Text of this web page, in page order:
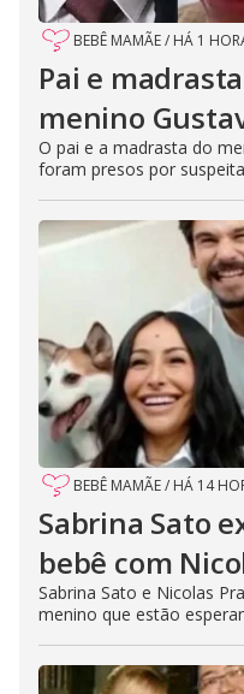
BEBÊ MAMÃE/ HÁ 1
Pai e
menino
O pai e a madrasta do
foram presos por
BEBÊ MAMÃE/ HÁ 14
Sabrina Sato
bebê com
Sabrina Sato e Nicolas
menino que estão